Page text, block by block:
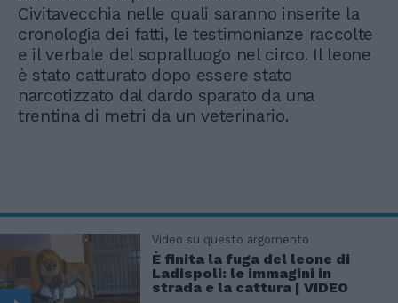
Civitavecchia nelle quali saranno inserite la
cronologia dei fatti, le testimonianze raccolte
e il verbale del sopralluogo nel circo. Il leone
è stato catturato dopo essere stato
narcotizzato dal dardo sparato da una
trentina di metri da un veterinario.
Video su questo argomento
È finita la fuga del leone di
Ladispoli: le immagini in
strada e la cattura | VIDEO